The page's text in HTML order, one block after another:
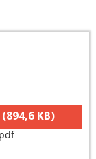
(894,6 KB)